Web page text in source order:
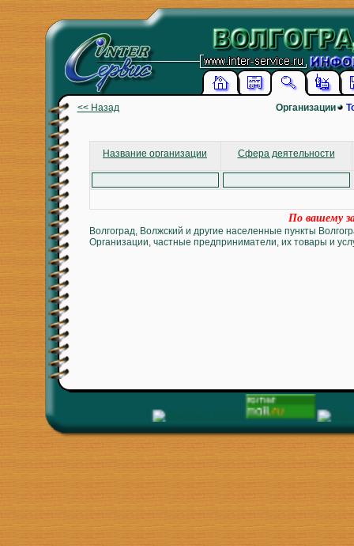
<< Назад Организации
Название организации Сфера деятельности
По вашему
Волгоград, Волжский и другие населенные пункты
Организации, частные предприниматели, их товары и